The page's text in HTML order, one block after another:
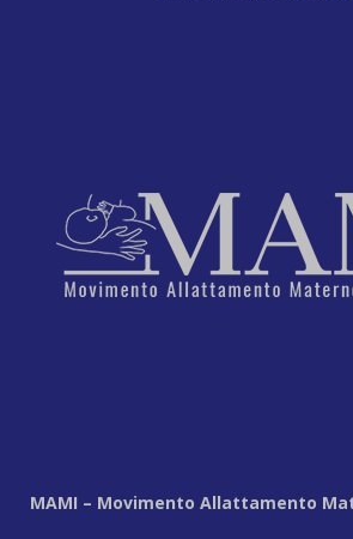
MAMI – Movimento Allattamento